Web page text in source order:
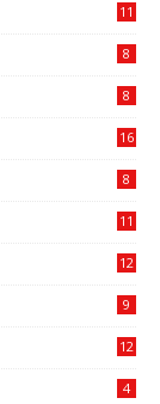
11
8
8
16
8
11
12
9
12
4